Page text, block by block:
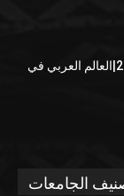
مؤشر مُدرَكات الفساد 2025|العالم العربي في
الجامعات